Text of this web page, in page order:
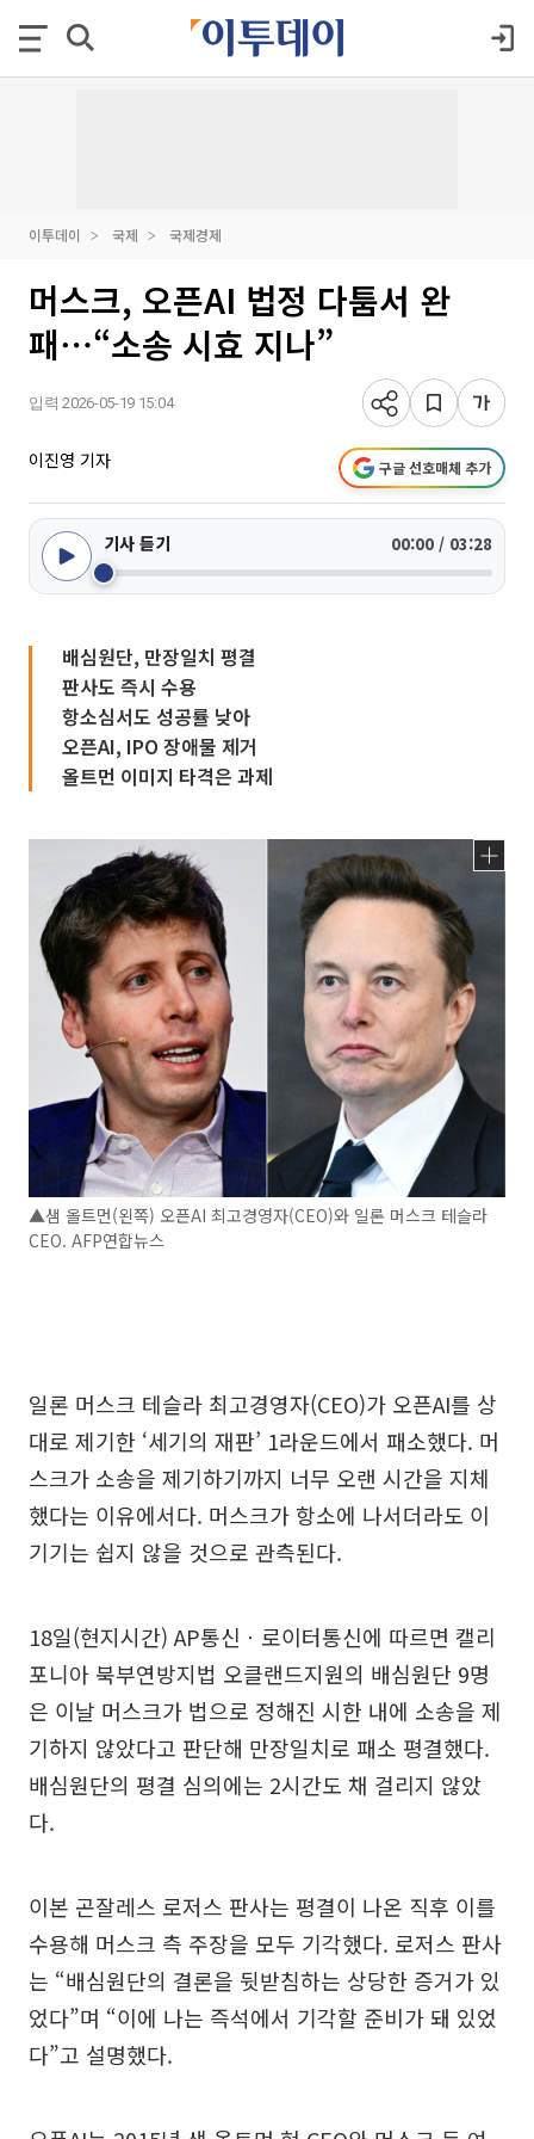
이투데이 국제 국제경제
머스크, 오픈AI 법정 다툼서 완
패⋯“소송 시효 지나”
입력 2026-05-19 15:04
이진영 기자 구글 선호매체 추가
기사 듣기 00:00 / 03:28
배심원단, 만장일치 평결
판사도 즉시 수용
항소심서도 성공률 낮아
오픈AI, IPO 장애물 제거
올트먼 이미지 타격은 과제
▲샘 올트먼(왼쪽) 오픈AI 최고경영자(CEO)와 일론 머스크 테슬라
CEO. AFP연합뉴스
일론 머스크 테슬라 최고경영자(CEO)가 오픈AI를 상
대로 제기한 ‘세기의 재판’ 1라운드에서 패소했다. 머
스크가 소송을 제기하기까지 너무 오랜 시간을 지체
했다는 이유에서다. 머스크가 항소에 나서더라도 이
기기는 쉽지 않을 것으로 관측된다.
18일(현지시간) AP통신ㆍ로이터통신에 따르면 캘리
포니아 북부연방지법 오클랜드지원의 배심원단 9명
은 이날 머스크가 법으로 정해진 시한 내에 소송을 제
기하지 않았다고 판단해 만장일치로 패소 평결했다.
배심원단의 평결 심의에는 2시간도 채 걸리지 않았
다.
이본 곤잘레스 로저스 판사는 평결이 나온 직후 이를
수용해 머스크 측 주장을 모두 기각했다. 로저스 판사
는 “배심원단의 결론을 뒷받침하는 상당한 증거가 있
었다”며 “이에 나는 즉석에서 기각할 준비가 돼 있었
다”고 설명했다.